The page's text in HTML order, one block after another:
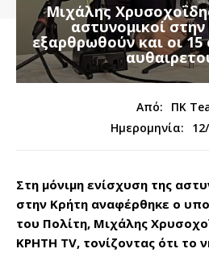
Μιχάλης
αστυνομικοί
εξαρθρωθούν και οι 15
Από:
ΠΚ
Ημερομηνία:
Στη μόνιμη ενίσχυση της
στην Κρήτη αναφέρθηκε ο
του Πολίτη, Μιχάλης
ΚΡΗΤΗ TV, τονίζοντας ότι το